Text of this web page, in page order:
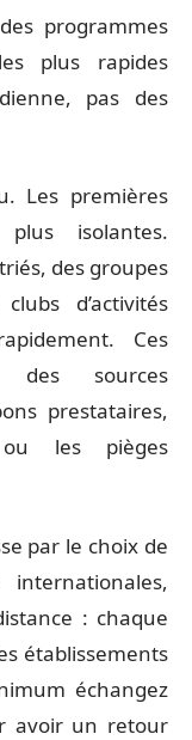
programmes
plus rapides
pas des
Les premières
isolantes.
des groupes
d’activités
Ces
des sources
prestataires,
les pièges
par le choix de
internationales,
: chaque
établissements
échangez
avoir un retour